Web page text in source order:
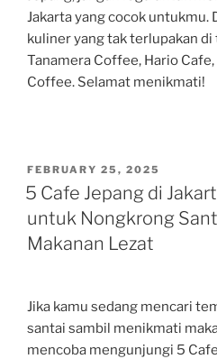
Jakarta yang cocok untukmu.
kuliner yang tak terlupakan
Tanamera Coffee, Hario
Coffee. Selamat menikmati!
POSTED
ON
FEBRUARY 25, 2025
5 Cafe Jepang di
untuk Nongkrong
Makanan Lezat
Jika kamu sedang mencari
santai sambil menikmati
mencoba mengunjungi 5